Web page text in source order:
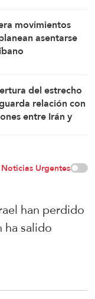
movimientos
asentarse
del estrecho
relación con
entre Irán y
Noticias Urgentes
han perdido
salido